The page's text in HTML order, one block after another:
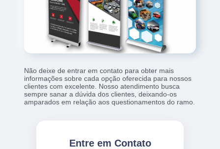
Não deixe de entrar em contato para obter mais
informações sobre cada opção oferecida para nossos
clientes com excelente. Nosso atendimento busca
sempre sanar a dúvida dos clientes, deixando-os
amparados em relação aos questionamentos do ramo.
Entre em Contato